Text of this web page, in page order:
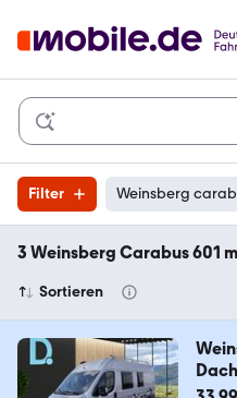
Filter Weinsberg
3 Weinsberg Carabus 601
Sortieren